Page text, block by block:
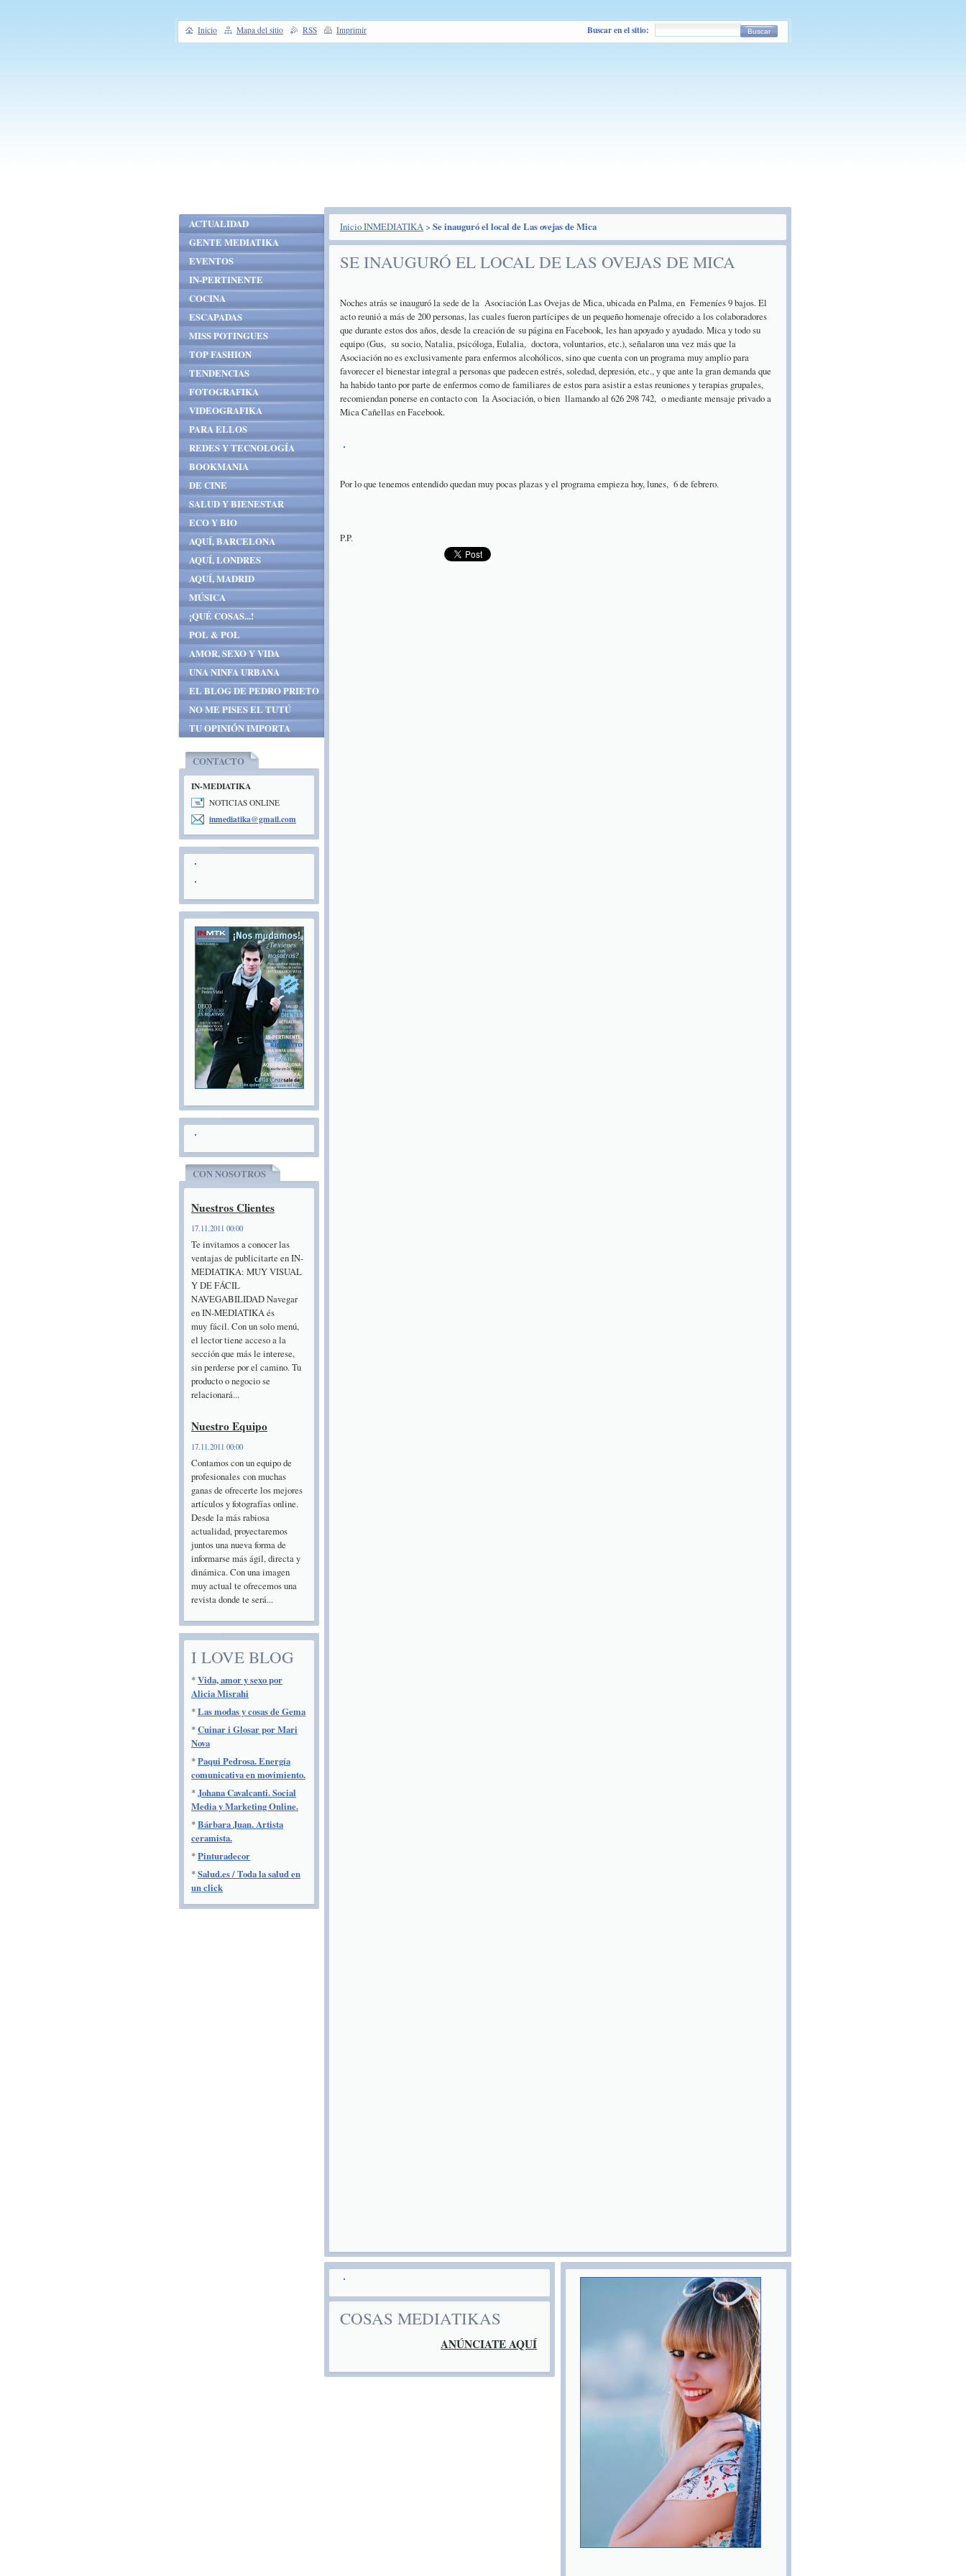
Inicio INMEDIATIKA> Se inauguró el local de Las ovejas de Mica
SE INAUGURÓ EL LOCAL DE LAS OVEJAS DE MICA
Noches atrás se inauguró la sede de la Asociación Las Ovejas de Mica, ubicada en Palma, en Femeníes 9 bajos. El
acto reunió a más de 200 personas, las cuales fueron partícipes de un pequeño homenaje ofrecido a los colaboradores
que durante estos dos años, desde la creación de su página en Facebook, les han apoyado y ayudado. Mica y todo su
equipo (Gus, su socio, Natalia, psicóloga, Eulalia, doctora, voluntarios, etc.), señalaron una vez más que la
Asociación no es exclusivamente para enfermos alcohólicos, sino que cuenta con un programa muy amplio para
favorecer el bienestar integral a personas que padecen estrés, soledad, depresión, etc., y que ante la gran demanda que
ha habido tanto por parte de enfermos como de familiares de estos para asistir a estas reuniones y terapias grupales,
recomiendan ponerse en contacto con la Asociación, o bien llamando al 626 298 742, o mediante mensaje privado a
Mica Cañellas en Facebook.
Por lo que tenemos entendido quedan muy pocas plazas y el programa empieza hoy, lunes, 6 de febrero.
P.P.
COSAS MEDIATIKAS
ANÚNCIATE AQUÍ
ACTUALIDAD
GENTE MEDIATIKA
EVENTOS
IN-PERTINENTE
COCINA
ESCAPADAS
MISS POTINGUES
TOP FASHION
TENDENCIAS
FOTOGRAFIKA
VIDEOGRAFIKA
PARA ELLOS
REDES Y TECNOLOGÍA
BOOKMANIA
DE CINE
SALUD Y BIENESTAR
ECO Y BIO
AQUÍ, BARCELONA
AQUÍ, LONDRES
AQUÍ, MADRID
MÚSICA
¡QUÉ COSAS...!
POL & POL
AMOR, SEXO Y VIDA
UNA NINFA URBANA
EL BLOG DE PEDRO PRIETO
NO ME PISES EL TUTÚ
TU OPINIÓN IMPORTA
CONTACTO
IN-MEDIATIKA
NOTICIAS ONLINE
inmediatika@gmail.com
CON NOSOTROS
Nuestros Clientes
17.11.2011 00:00
Te invitamos a conocer las
ventajas de publicitarte en IN-
MEDIATIKA: MUY VISUAL
Y DE FÁCIL
NAVEGABILIDAD Navegar
en IN-MEDIATIKA és
muy fácil. Con un solo menú,
el lector tiene acceso a la
sección que más le interese,
sin perderse por el camino. Tu
producto o negocio se
relacionará...
Nuestro Equipo
17.11.2011 00:00
Contamos con un equipo de
profesionales con muchas
ganas de ofrecerte los mejores
artículos y fotografías online.
Desde la más rabiosa
actualidad, proyectaremos
juntos una nueva forma de
informarse más ágil, directa y
dinámica. Con una imagen
muy actual te ofrecemos una
revista donde te será...
I LOVE BLOG
*Vida, amor y sexo por
Alicia Misrahi
*Las modas y cosas de Gema
*Cuinar i Glosar por Mari
Nova
*Paqui Pedrosa. Energía
comunicativa en movimiento.
*Johana Cavalcanti. Social
Media y Marketing Online.
*Bárbara Juan. Artista
ceramista.
*Pinturadecor
*Salud.es / Toda la salud en
un click
Inicio Mapa del sitio RSS Imprimir Buscar en el sitio: Buscar